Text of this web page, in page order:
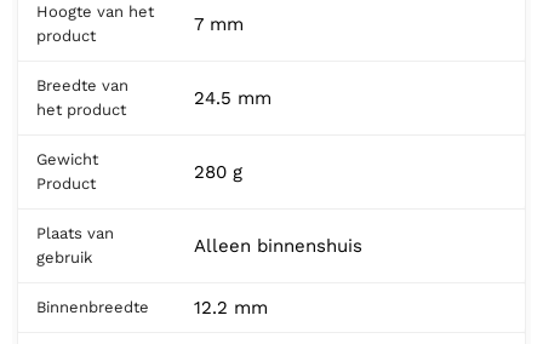
Hoogte van het
product
7 mm
Breedte van
het product
24.5 mm
Gewicht
Product
280 g
Plaats van
gebruik
Alleen binnenshuis
Binnenbreedte 12.2 mm